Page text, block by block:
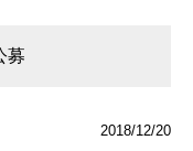
募
2018/12/20